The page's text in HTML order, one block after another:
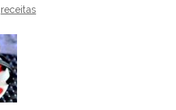
receitas